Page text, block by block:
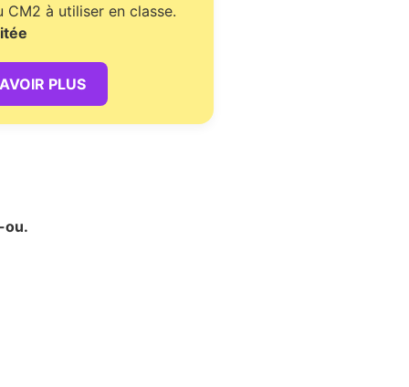
CM2 à utiliser en classe.
PLUS
ou.